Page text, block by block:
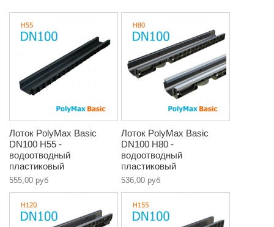
Лоток PolyMax Basic
DN100 H55 -
водоотводный
пластиковый
555,00 руб
Лоток PolyMax Basic
DN100 H80 -
водоотводный
пластиковый
536,00 руб